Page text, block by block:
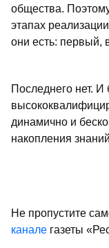
общества.
этапах
они есть: первый,
Последнего нет. И
динамично и
накопления
Не пропустите
канале газеты